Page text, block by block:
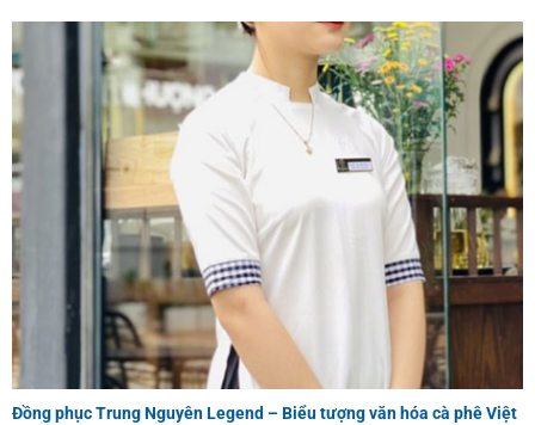
Đồng phục Trung Nguyên Legend – Biểu tượng văn hóa cà phê Việt